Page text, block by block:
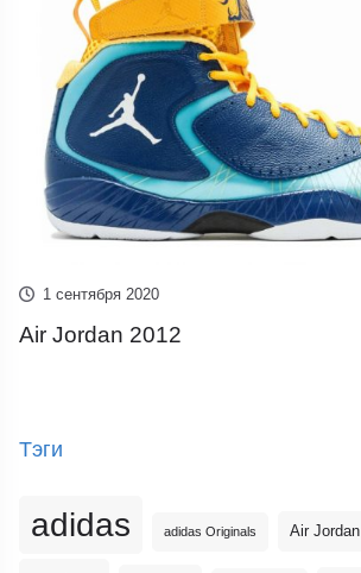
1 сентября 2020
Air Jordan 2012
Тэги
adidas adidas Originals Air Jordan